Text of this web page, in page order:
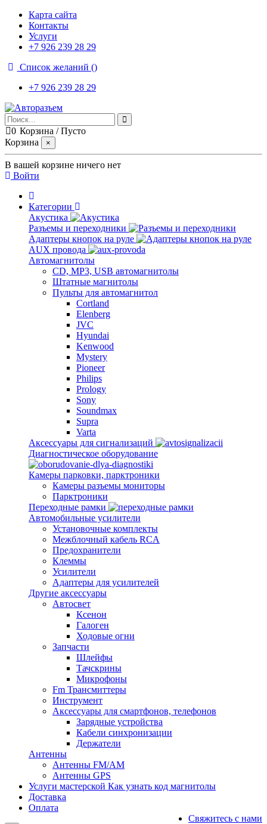
Карта сайта
Контакты
Услуги
+7 926 239 28 29
Список желаний ()
+7 926 239 28 29
0 Корзина /Пусто
Корзина
×
В вашей корзине ничего нет
Войти
Категории
Акустика
Разъемы и переходники
Адаптеры кнопок на руле
AUX провода
Автомагнитолы
CD, MP3, USB автомагнитолы
Штатные магнитолы
Пульты для автомагнитол
Cortland
Elenberg
JVC
Hyundai
Kenwood
Mystery
Pioneer
Philips
Prology
Sony
Soundmax
Supra
Varta
Аксессуары для сигнализаций
Диагностическое оборудование
Камеры парковки, парктроники
Камеры разъемы мониторы
Парктроники
Переходные рамки
Автомобильные усилители
Установочные комплекты
Межблочный кабель RCA
Предохранители
Клеммы
Усилители
Адаптеры для усилителей
Другие аксессуары
Автосвет
Ксенон
Галоген
Ходовые огни
Запчасти
Шлейфы
Тачскрины
Микрофоны
Fm Трансмиттеры
Инструмент
Аксессуары для смартфонов, телефонов
Зарядные устройства
Кабели синхронизации
Держатели
Антенны
Антенны FM/AM
Антенны GPS
Услуги мастерской Как узнать код магнитолы
Доставка
Оплата
Свяжитесь с нами